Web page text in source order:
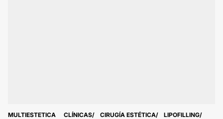
MULTIESTETICA CLÍNICAS CIRUGÍA ESTÉTICA
LIPOFILLING